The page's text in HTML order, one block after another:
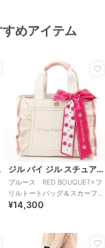
めアイテム
ト ジル バイ ジル スチュアート
プルース RED BOUQUET×フ
リルトートバッグ＆スカーフ
セット
¥14,300